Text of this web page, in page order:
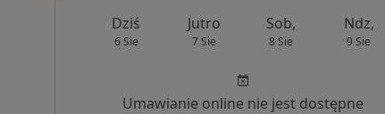
Dziś
6 Sie
Jutro
7 Sie
Sob,
8 Sie
Ndz,
9 Sie
Umawianie online nie jest dostępne